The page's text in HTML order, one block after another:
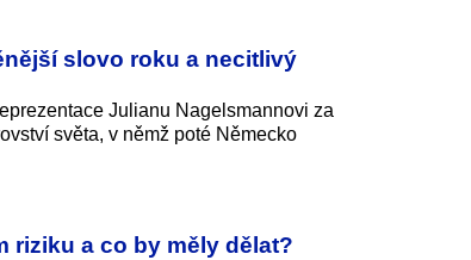
slovo roku a necitlivý
Julianu Nagelsmannovi za
světa, v němž poté Německo
riziku a co by měly dělat?